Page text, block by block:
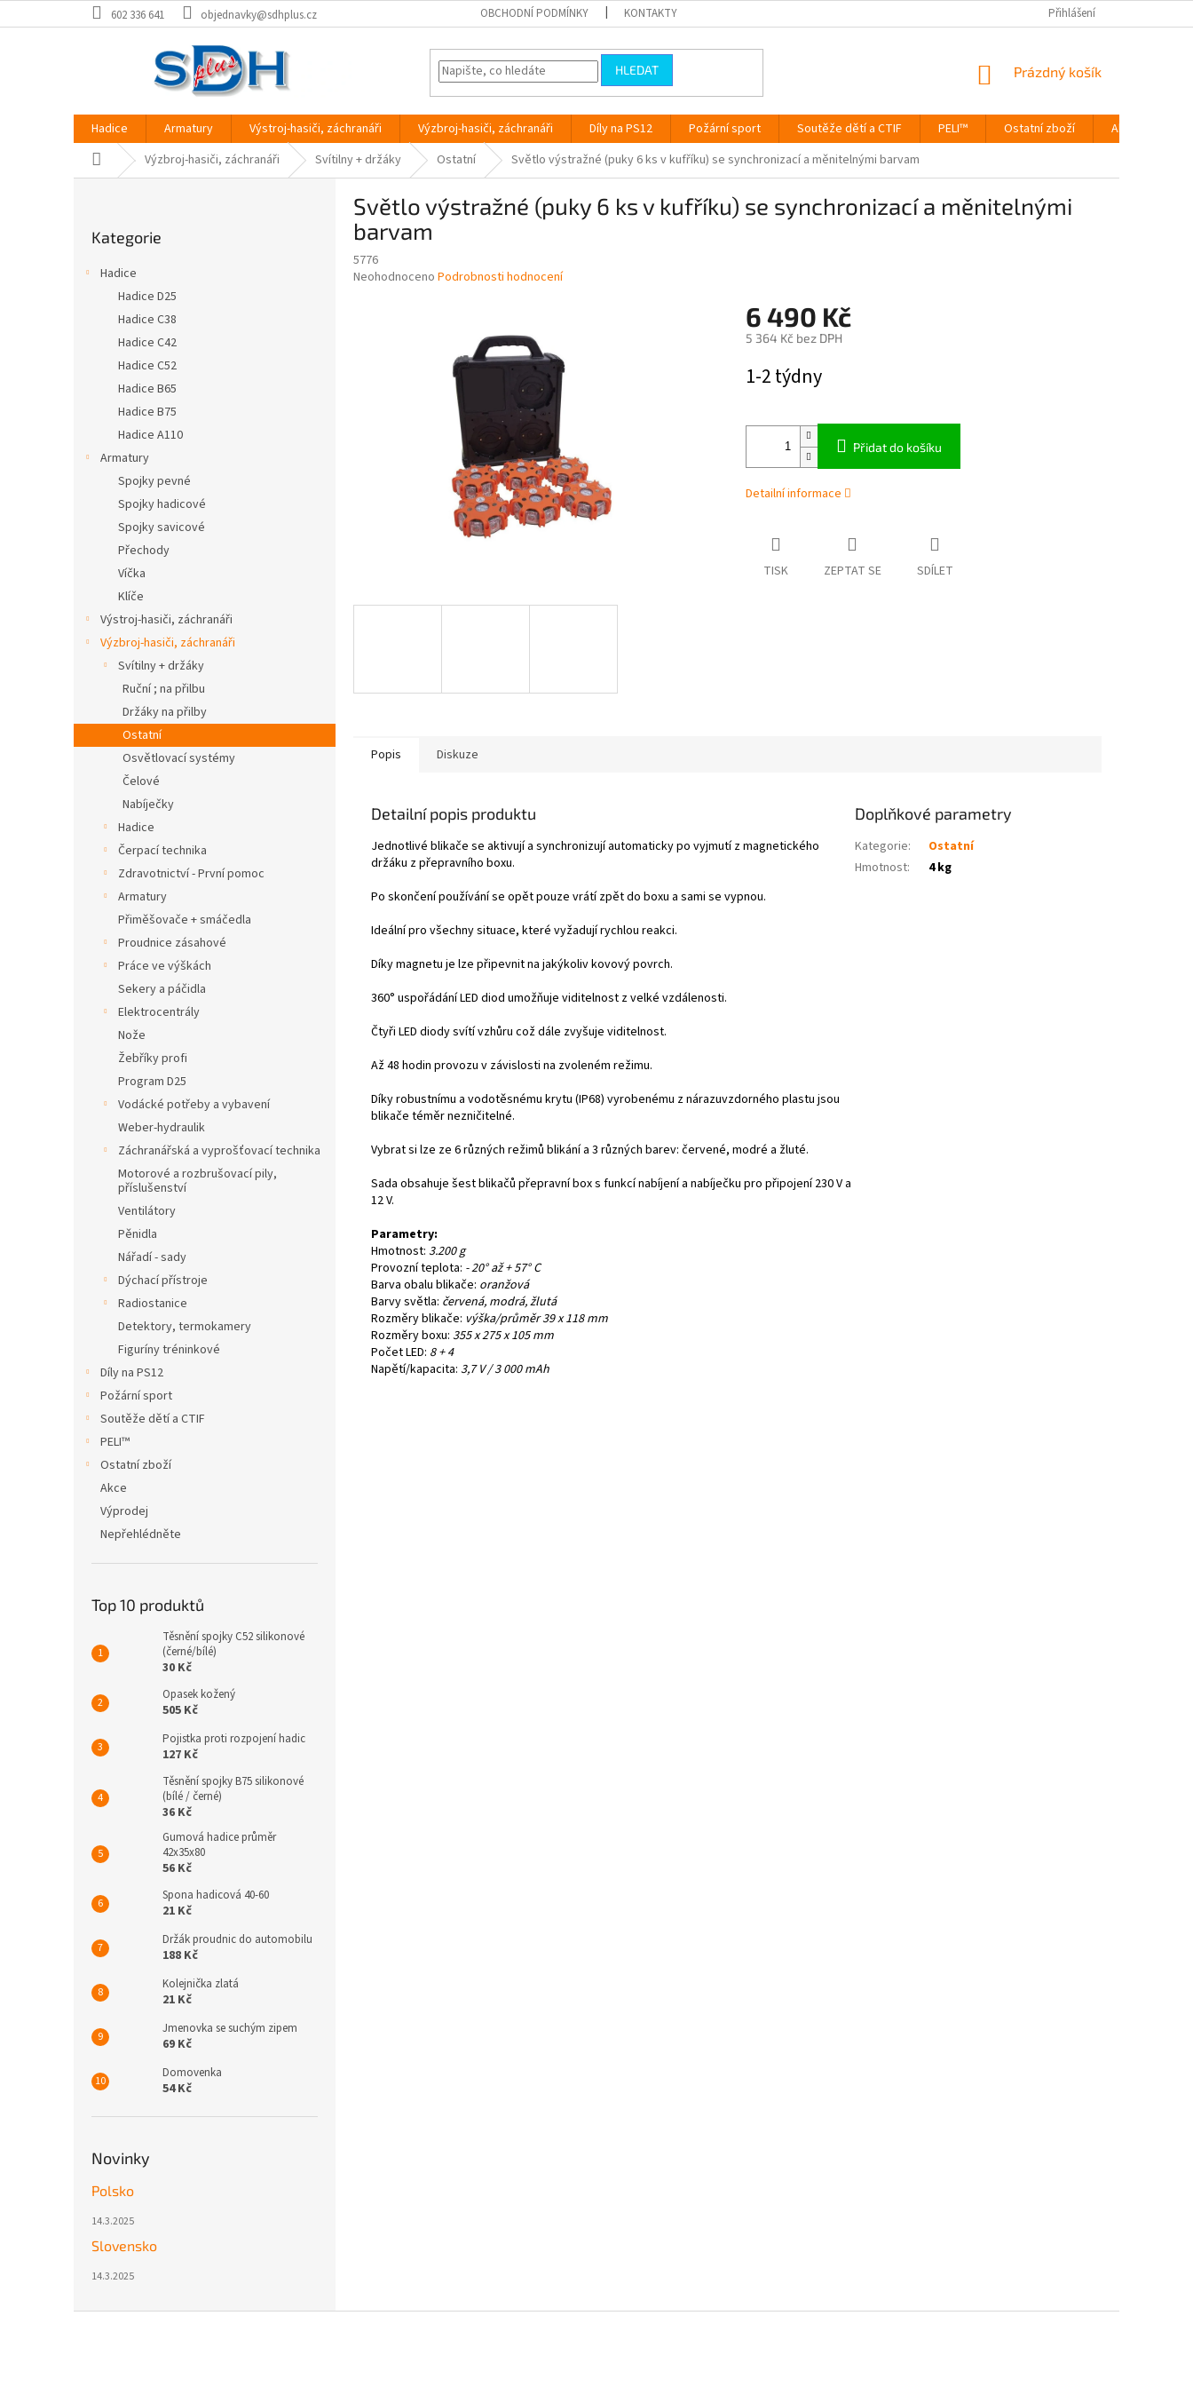
na
602 336 641 objednavky@sdhplus.cz OBCHODNÍ PODMÍNKY KONTAKTY Přihlášení
HLEDAT
NÁKUPNÍ
Prázdný košík
Hadice Armatury Výstroj-hasiči, záchranáři Výzbroj-hasiči, záchranáři Díly na PS12 Požární sport Soutěže dětí a CTIF PELI™ Ostatní zboží Akce
Domů Výzbroj-hasiči, záchranáři Svítilny + držáky Ostatní Světlo výstražné (puky 6 ks v kufříku) se synchronizací a měnitelnými barvam
kategorie
Kategorie
Hadice
Hadice D25
Hadice C38
Hadice C42
Hadice C52
Hadice B65
Hadice B75
Hadice A110
Armatury
Spojky pevné
Spojky hadicové
Spojky savicové
Přechody
Víčka
Klíče
Výstroj-hasiči, záchranáři
Výzbroj-hasiči, záchranáři
Svítilny + držáky
Ruční ; na přilbu
Držáky na přilby
Ostatní
Osvětlovací systémy
Čelové
Nabíječky
Hadice
Čerpací technika
Zdravotnictví - První pomoc
Armatury
Přiměšovače + smáčedla
Proudnice zásahové
Práce ve výškách
Sekery a páčidla
Elektrocentrály
Nože
Žebříky profi
Program D25
Vodácké potřeby a vybavení
Weber-hydraulik
Záchranářská a vyprošťovací technika
Motorové a rozbrušovací pily,
příslušenství
Ventilátory
Pěnidla
Nářadí - sady
Dýchací přístroje
Radiostanice
Detektory, termokamery
Figuríny tréninkové
Díly na PS12
Požární sport
Soutěže dětí a CTIF
PELI™
Ostatní zboží
Akce
Výprodej
Nepřehlédněte
Top 10 produktů
Těsnění spojky C52 silikonové
(černé/bílé)
30 Kč
Opasek kožený
505 Kč
Pojistka proti rozpojení hadic
127 Kč
Těsnění spojky B75 silikonové
(bílé / černé)
36 Kč
Gumová hadice průměr
42x35x80
56 Kč
Spona hadicová 40-60
21 Kč
Držák proudnic do automobilu
188 Kč
Kolejnička zlatá
21 Kč
Jmenovka se suchým zipem
69 Kč
Domovenka
54 Kč
Novinky
Polsko
14.3.2025
Slovensko
14.3.2025
Světlo výstražné (puky 6 ks v kufříku) se synchronizací a měnitelnými
barvam
5776
Průměrné
Neohodnoceno Podrobnosti hodnocení
6 490 Kč
5 364 Kč bez DPH
cena:
1-2 týdny
Přidat do košíku
Detailní informace
TISK ZEPTAT SE SDÍLET
Popis Diskuze
Detailní popis produktu
Jednotlivé blikače se aktivují a synchronizují automaticky po vyjmutí z magnetického
držáku z přepravního boxu.
Po skončení používání se opět pouze vrátí zpět do boxu a sami se vypnou.
Ideální pro všechny situace, které vyžadují rychlou reakci.
Díky magnetu je lze připevnit na jakýkoliv kovový povrch.
360° uspořádání LED diod umožňuje viditelnost z velké vzdálenosti.
Čtyři LED diody svítí vzhůru což dále zvyšuje viditelnost.
Až 48 hodin provozu v závislosti na zvoleném režimu.
Díky robustnímu a vodotěsnému krytu (IP68) vyrobenému z nárazuvzdorného plastu jsou
blikače téměr nezničitelné.
Vybrat si lze ze 6 různých režimů blikání a 3 různých barev: červené, modré a žluté.
Sada obsahuje šest blikačů přepravní box s funkcí nabíjení a nabíječku pro připojení 230 V a
12 V.
Parametry:
Hmotnost: 3.200 g
Provozní teplota: - 20° až + 57° C
Barva obalu blikače: oranžová
Barvy světla: červená, modrá, žlutá
Rozměry blikače: výška/průměr 39 x 118 mm
Rozměry boxu: 355 x 275 x 105 mm
Počet LED: 8 + 4
Napětí/kapacita: 3,7 V / 3 000 mAh
Doplňkové parametry
Kategorie:
Ostatní
Hmotnost: 4 kg